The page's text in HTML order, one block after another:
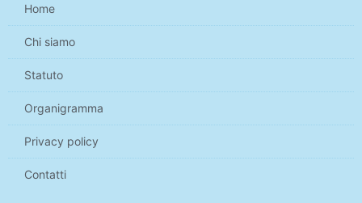
Home
Chi siamo
Statuto
Organigramma
Privacy policy
Contatti